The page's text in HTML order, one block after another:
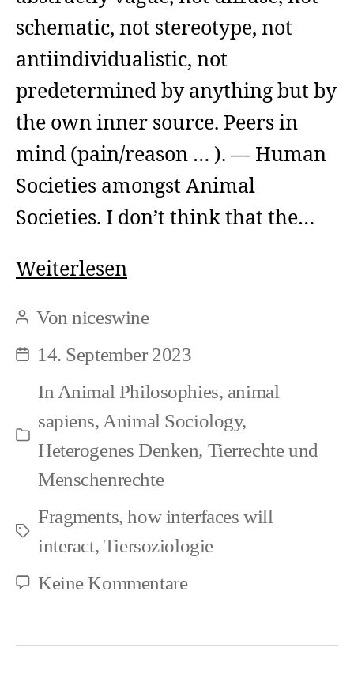
schematic, not stereotype, not
antiindividualistic, not
predetermined by anything but by
the own inner source. Peers in
mind (pain/reason … ). — Human
Societies amongst Animal
Societies. I don’t think that the…
WeiterlesenHuman
amongst
Animal
Societies
Beitragsautor
Vonniceswine
Beitragsdatum
14. September 2023
Kategorien
In Animal Philosophies, animal
sapiens, Animal Sociology,
Heterogenes Denken, Tierrechte und
Menschenrechte
Schlagwörter
Fragments,how interfaces will
interact, Tiersoziologie
Keine Kommentarezu
Societies